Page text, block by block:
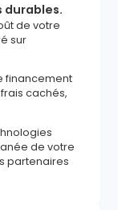
durables.
de votre
sur
financement
cachés,
de votre
partenaires